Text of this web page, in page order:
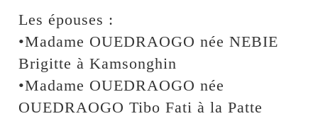
Les épouses :
•Madame OUEDRAOGO née NEBIE
Brigitte à Kamsonghin
•Madame OUEDRAOGO née
OUEDRAOGO Tibo Fati à la Patte